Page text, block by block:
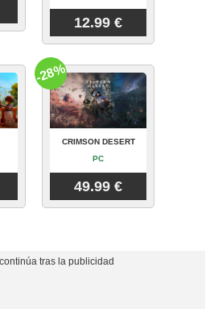
12.99 €
CRIMSON DESERT
PC
49.99 €
-28%